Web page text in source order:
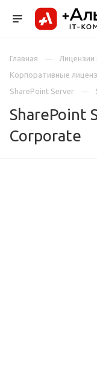
Главная
Лицензии
Корпоративные
SharePoint Server
SharePoint
Corporate